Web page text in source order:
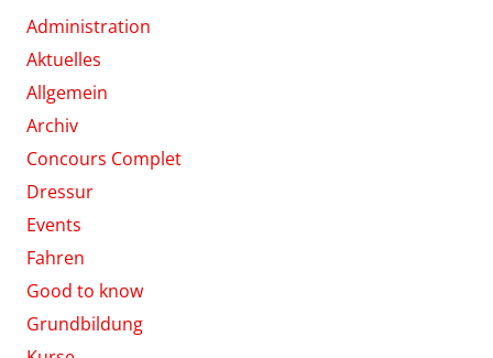
Administration
Aktuelles
Allgemein
Archiv
Concours Complet
Dressur
Events
Fahren
Good to know
Grundbildung